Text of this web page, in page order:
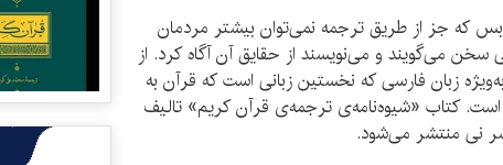
که جز از طریق ترجمه نمی‌توان بیشتر مردمان
سخن می‌گویند و می‌نویسند از حقایق آن آگاه کرد. از
زبان فارسی که نخستین زبانی است که قرآن به
کتاب «شیوه‌نامه‌ی ترجمه‌ی قرآن کریم» تالیف
نی منتشر می‌شود.